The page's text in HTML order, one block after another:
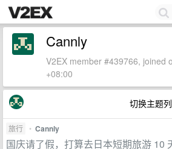
Cannly
V2EX member #439766, joined
+08:00
切换主题
旅行 • Cannly
国庆请了假，打算去日本短期旅游 10